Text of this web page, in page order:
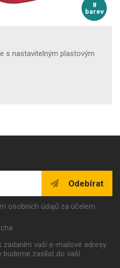
8
barev
s nastavitelným plastovým
Odebírat
osobních údajů za účelem
zadaním vaší e-mailové adresy
budeme zasílat do vaší